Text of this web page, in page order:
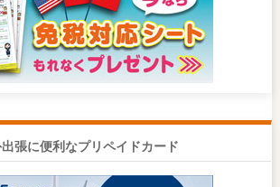
張に便利なプリペイドカード